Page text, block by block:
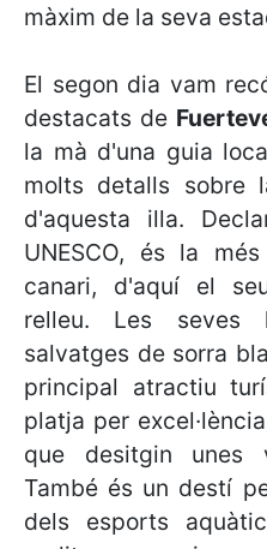
màxim de la seva
El segon dia vam
destacats de
la mà d'una guia
molts detalls sobre
d'aquesta illa.
UNESCO, és la
canari, d'aquí el
relleu. Les seves
salvatges de sorra
principal atractiu
platja per
que desitgin unes
També és un destí
dels esports